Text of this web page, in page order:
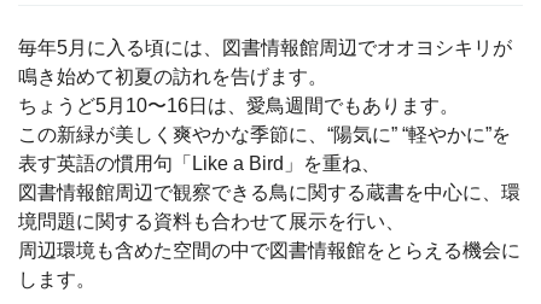
毎年5月に入る頃には、図書情報館周辺でオオヨシキリが
鳴き始めて初夏の訪れを告げます。
ちょうど5月10〜16日は、愛鳥週間でもあります。
この新緑が美しく爽やかな季節に、“陽気に” “軽やかに”を
表す英語の慣用句「Like a Bird」を重ね、
図書情報館周辺で観察できる鳥に関する蔵書を中心に、環
境問題に関する資料も合わせて展示を行い、
周辺環境も含めた空間の中で図書情報館をとらえる機会に
します。